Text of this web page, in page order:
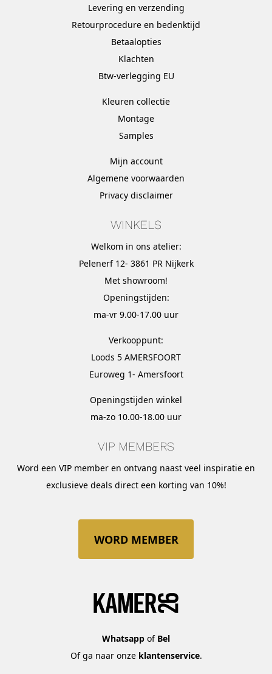
Levering en verzending
Retourprocedure en bedenktijd
Betaalopties
Klachten
Btw-verlegging EU
Kleuren collectie
Montage
Samples
Mijn account
Algemene voorwaarden
Privacy disclaimer
WINKELS
Welkom in ons atelier:
Pelenerf 12- 3861 PR Nijkerk
Met showroom!
Openingstijden:
ma-vr 9.00-17.00 uur
Verkooppunt:
Loods 5 AMERSFOORT
Euroweg 1- Amersfoort
Openingstijden winkel
ma-zo 10.00-18.00 uur
VIP MEMBERS
Word een VIP member en ontvang naast veel inspiratie en
exclusieve deals direct een korting van 10%!
WORD MEMBER
Whatsapp of Bel
Of ga naar onze klantenservice.